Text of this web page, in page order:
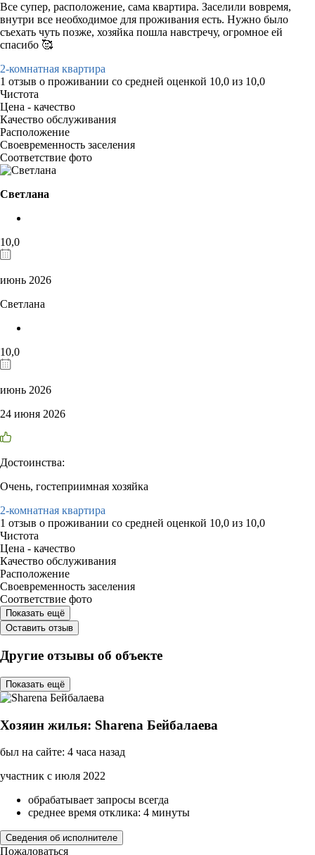
Все супер, расположение, сама квартира. Заселили вовремя,
внутри все необходимое для проживания есть. Нужно было
съехать чуть позже, хозяйка пошла навстречу, огромное ей
спасибо 🥰
2-комнатная квартира
1 отзыв о проживании со средней оценкой 10,0 из 10,0
Чистота
Цена - качество
Качество обслуживания
Расположение
Своевременность заселения
Соответствие фото
Светлана
10,0
июнь 2026
Светлана
10,0
июнь 2026
24 июня 2026
Достоинства:
Очень, гостеприимная хозяйка
2-комнатная квартира
1 отзыв о проживании со средней оценкой 10,0 из 10,0
Чистота
Цена - качество
Качество обслуживания
Расположение
Своевременность заселения
Соответствие фото
Показать ещё
Оставить отзыв
Другие отзывы об объекте
Показать ещё
Хозяин жилья: Sharena Бейбалаева
был на сайте: 4 часа назад
участник с июля 2022
обрабатывает запросы всегда
среднее время отклика: 4 минуты
Сведения об исполнителе
Пожаловаться